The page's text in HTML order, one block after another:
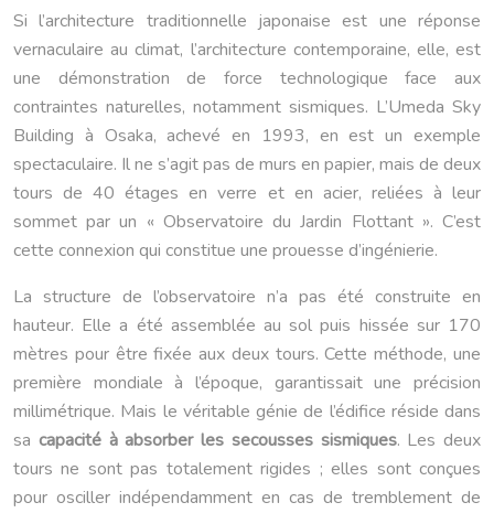
Si l’architecture traditionnelle japonaise est une réponse
vernaculaire au climat, l’architecture contemporaine, elle, est
une démonstration de force technologique face aux
contraintes naturelles, notamment sismiques. L’Umeda Sky
Building à Osaka, achevé en 1993, en est un exemple
spectaculaire. Il ne s’agit pas de murs en papier, mais de deux
tours de 40 étages en verre et en acier, reliées à leur
sommet par un « Observatoire du Jardin Flottant ». C’est
cette connexion qui constitue une prouesse d’ingénierie.
La structure de l’observatoire n’a pas été construite en
hauteur. Elle a été assemblée au sol puis hissée sur 170
mètres pour être fixée aux deux tours. Cette méthode, une
première mondiale à l’époque, garantissait une précision
millimétrique. Mais le véritable génie de l’édifice réside dans
sa capacité à absorber les secousses sismiques. Les deux
tours ne sont pas totalement rigides ; elles sont conçues
pour osciller indépendamment en cas de tremblement de